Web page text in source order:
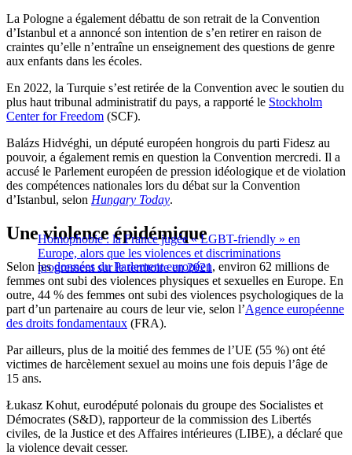
La Pologne a également débattu de son retrait de la Convention
d’Istanbul et a annoncé son intention de s’en retirer en raison de
craintes qu’elle n’entraîne un enseignement des questions de genre
aux enfants dans les écoles.
En 2022, la Turquie s’est retirée de la Convention avec le soutien du
plus haut tribunal administratif du pays, a rapporté le Stockholm
Center for Freedom (SCF).
Balázs Hidvéghi, un député européen hongrois du parti Fidesz au
pouvoir, a également remis en question la Convention mercredi. Il a
accusé le Parlement européen de pression idéologique et de violation
des compétences nationales lors du débat sur la Convention
d’Istanbul, selon Hungary Today.
Homophobie : la France jugée « LGBT-friendly » en
Europe, alors que les violences et discriminations
progressent sur le territoire en 2021
Une violence épidémique
Selon lesdonnées du Parlement européen, environ 62 millions de
femmes ont subi des violences physiques et sexuelles en Europe. En
outre, 44 % des femmes ont subi des violences psychologiques de la
part d’un partenaire au cours de leur vie, selon l’Agence européenne
des droits fondamentaux (FRA).
Par ailleurs, plus de la moitié des femmes de l’UE (55 %) ont été
victimes de harcèlement sexuel au moins une fois depuis l’âge de
15 ans.
Łukasz Kohut, eurodéputé polonais du groupe des Socialistes et
Démocrates (S&D), rapporteur de la commission des Libertés
civiles, de la Justice et des Affaires intérieures (LIBE), a déclaré que
la violence devait cesser.